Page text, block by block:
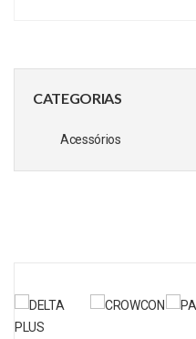
CATEGORIAS
Acessórios